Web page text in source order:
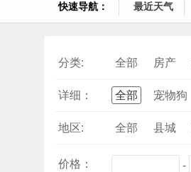
快速导航： 最近天气
分类: 全部 房产
详细： 全部 宠物狗
地区: 全部 县城
价格： -